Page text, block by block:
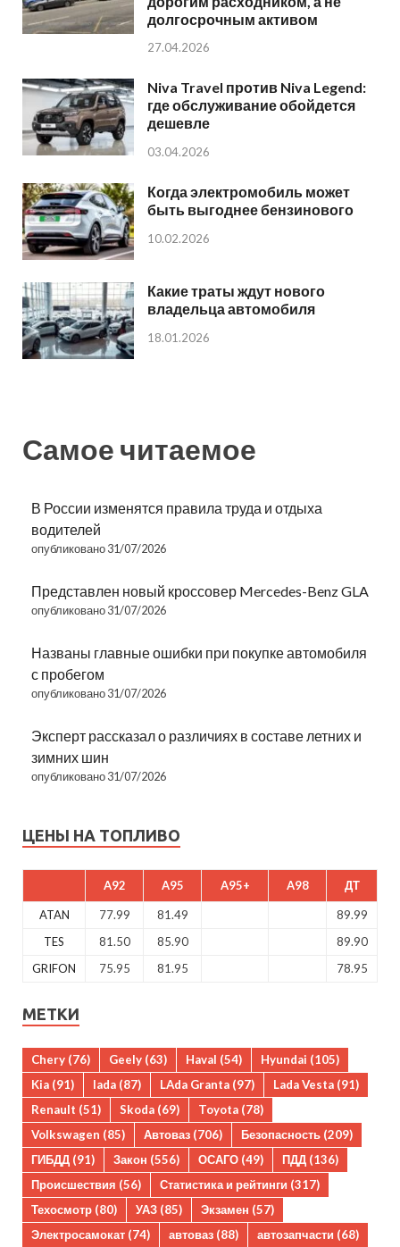
долгосрочным активом
27.04.2026
Niva Travel против Niva Legend:
где обслуживание обойдется
дешевле
03.04.2026
Когда электромобиль может
быть выгоднее бензинового
10.02.2026
Какие траты ждут нового
владельца автомобиля
18.01.2026
Самое читаемое
В России изменятся правила труда и отдыха
водителей
опубликовано 31/07/2026
Представлен новый кроссовер Mercedes-Benz GLA
опубликовано 31/07/2026
Названы главные ошибки при покупке автомобиля
с пробегом
опубликовано 31/07/2026
Эксперт рассказал о различиях в составе летних и
зимних шин
опубликовано 31/07/2026
ЦЕНЫ НА ТОПЛИВО
A92 A95 A95+ A98 ДТ
ATAN 77.99 81.49
89.99
TES
81.50 85.90
89.90
GRIFON
75.95 81.95 78.95
МЕТКИ
Chery (76) Geely (63) Haval (54) Hyundai (105)
Kia (91) lada (87) LAda Granta (97) Lada Vesta (91)
Renault (51) Skoda (69) Toyota (78)
Volkswagen (85) Автоваз (706) Безопасность (209)
ГИБДД (91) Закон (556) ОСАГО (49) ПДД (136)
Происшествия (56) Статистика и рейтинги (317)
Техосмотр (80) УАЗ (85) Экзамен (57)
Электросамокат (74) автоваз (88) автозапчасти (68)